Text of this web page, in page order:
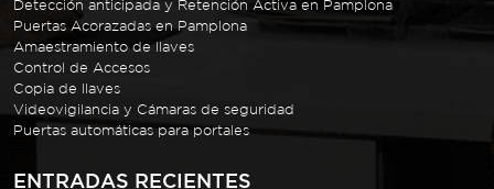
Detección anticipada y Retención Activa en Pamplona
Puertas Acorazadas en Pamplona
Amaestramiento de llaves
Control de Accesos
Copia de llaves
Videovigilancia y Cámaras de seguridad
Puertas automáticas para portales
ENTRADAS RECIENTES